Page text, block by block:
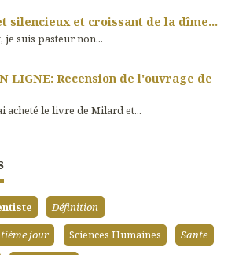
silencieux et croissant de la dîme...
je suis pasteur non...
LIGNE: Recension de l'ouvrage de
acheté le livre de Milard et...
Définition
jour
Sciences Humaines
Sante